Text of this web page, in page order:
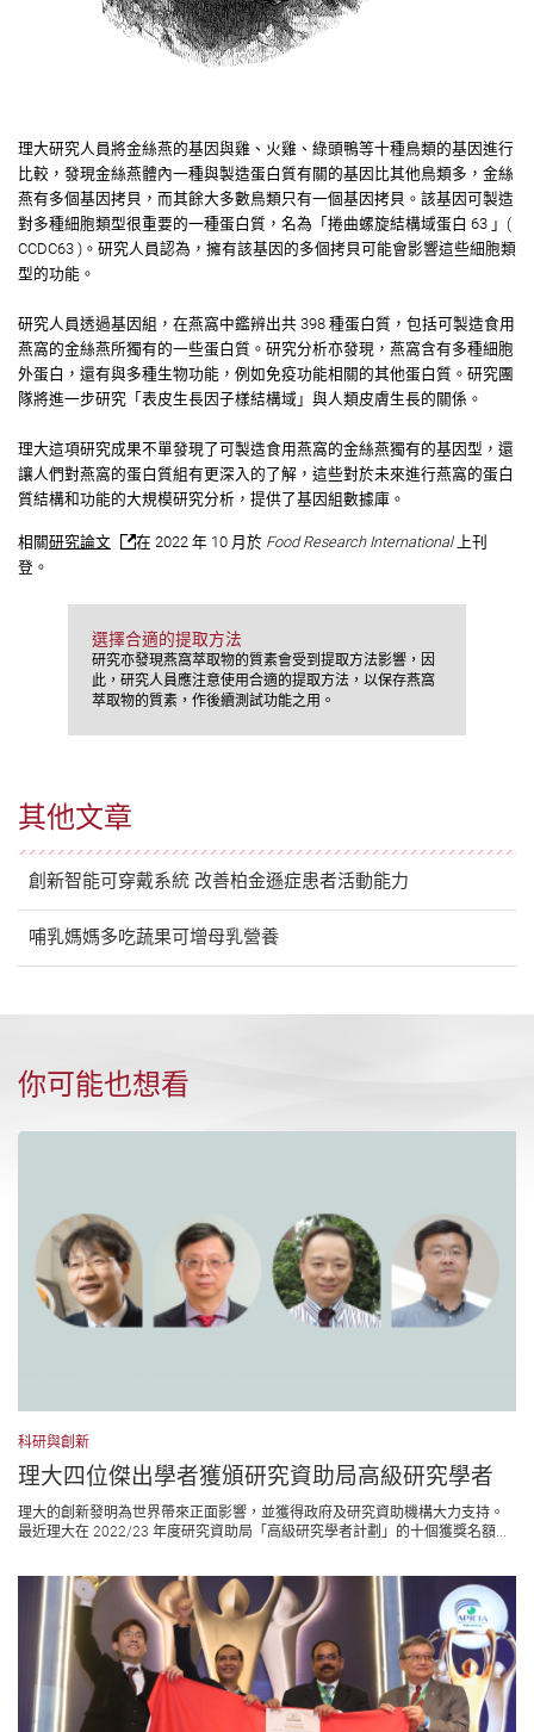
其他文章
創新智能可穿戴系統 改善柏金遜症患者活動能力
哺乳媽媽多吃蔬果可增母乳營養
理大研究人員將金絲燕的基因與雞、火雞、綠頭鴨等十種鳥類的基因進行
比較，發現金絲燕體內一種與製造蛋白質有關的基因比其他鳥類多，金絲
燕有多個基因拷貝，而其餘大多數鳥類只有一個基因拷貝。該基因可製造
對多種細胞類型很重要的一種蛋白質，名為「捲曲螺旋結構域蛋白 63 」(
CCDC63 )。研究人員認為，擁有該基因的多個拷貝可能會影響這些細胞類
型的功能。
研究人員透過基因組，在燕窩中鑑辨出共 398 種蛋白質，包括可製造食用
燕窩的金絲燕所獨有的一些蛋白質。研究分析亦發現，燕窩含有多種細胞
外蛋白，還有與多種生物功能，例如免疫功能相關的其他蛋白質。研究團
隊將進一步研究「表皮生長因子樣結構域」與人類皮膚生長的關係。
理大這項研究成果不單發現了可製造食用燕窩的金絲燕獨有的基因型，還
讓人們對燕窩的蛋白質組有更深入的了解，這些對於未來進行燕窩的蛋白
質結構和功能的大規模研究分析，提供了基因組數據庫。
相關研究論文 在 2022 年 10 月於 Food Research International上刊
登。
選擇合適的提取方法
研究亦發現燕窩萃取物的質素會受到提取方法影響，因
此，研究人員應注意使用合適的提取方法，以保存燕窩
萃取物的質素，作後續測試功能之用。
你可能也想看
科研與創新
理大四位傑出學者獲頒研究資助局高級研究學者
理大的創新發明為世界帶來正面影響，並獲得政府及研究資助機構大力支持。
最近理大在 2022/23 年度研究資助局「高級研究學者計劃」的十個獲獎名額...